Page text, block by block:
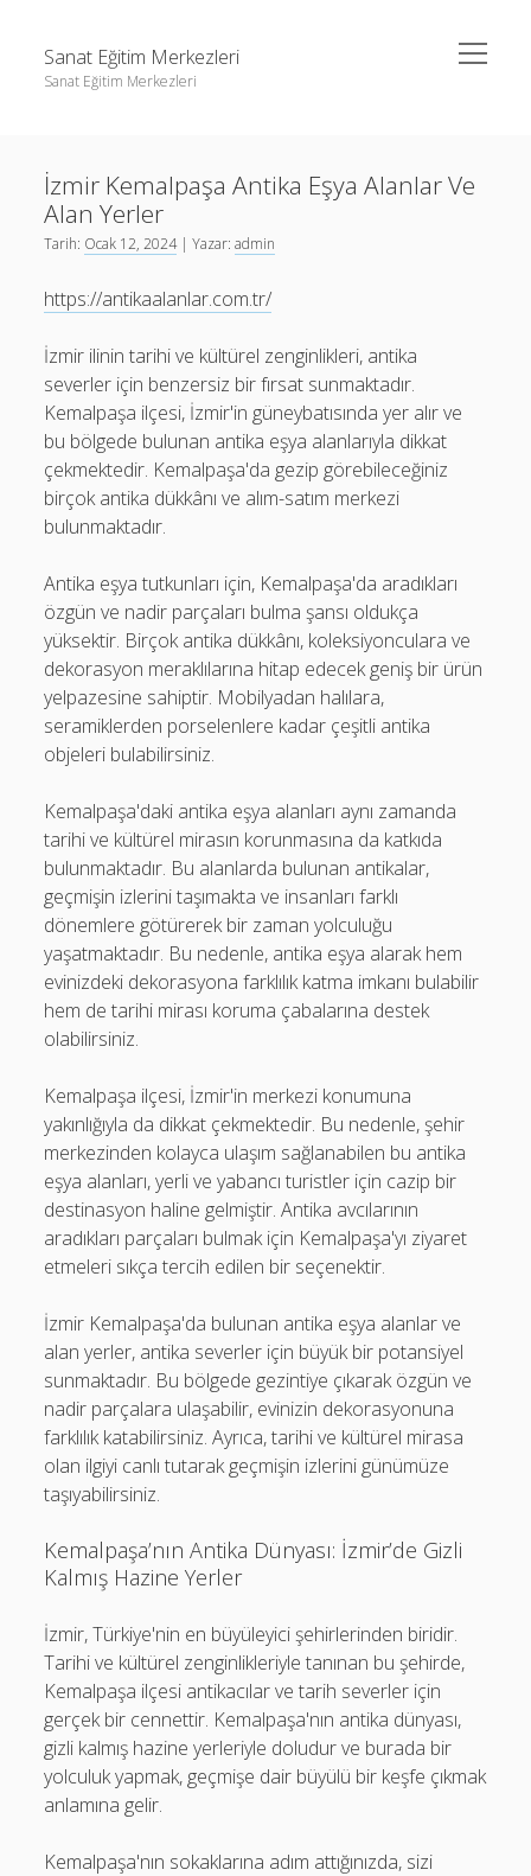
Sanat Eğitim Merkezleri
Sanat Eğitim Merkezleri
menüyü
aç
Sayfa Listesi
Youtube Abone Kasma Ücretsiz
Liste
Youtube Abone Kasma Ücretsiz
İzmir Kemalpaşa Antika Eşya Alanlar Ve
Alan Yerler
Tarih: Ocak 12, 2024| Yazar:admin
https://antikaalanlar.com.tr/
İzmir ilinin tarihi ve kültürel zenginlikleri, antika
severler için benzersiz bir fırsat sunmaktadır.
Kemalpaşa ilçesi, İzmir'in güneybatısında yer alır ve
bu bölgede bulunan antika eşya alanlarıyla dikkat
çekmektedir. Kemalpaşa'da gezip görebileceğiniz
birçok antika dükkânı ve alım-satım merkezi
bulunmaktadır.
Antika eşya tutkunları için, Kemalpaşa'da aradıkları
özgün ve nadir parçaları bulma şansı oldukça
yüksektir. Birçok antika dükkânı, koleksiyonculara ve
dekorasyon meraklılarına hitap edecek geniş bir ürün
yelpazesine sahiptir. Mobilyadan halılara,
seramiklerden porselenlere kadar çeşitli antika
objeleri bulabilirsiniz.
Kemalpaşa'daki antika eşya alanları aynı zamanda
tarihi ve kültürel mirasın korunmasına da katkıda
bulunmaktadır. Bu alanlarda bulunan antikalar,
geçmişin izlerini taşımakta ve insanları farklı
dönemlere götürerek bir zaman yolculuğu
yaşatmaktadır. Bu nedenle, antika eşya alarak hem
evinizdeki dekorasyona farklılık katma imkanı bulabilir
hem de tarihi mirası koruma çabalarına destek
olabilirsiniz.
Kemalpaşa ilçesi, İzmir'in merkezi konumuna
yakınlığıyla da dikkat çekmektedir. Bu nedenle, şehir
merkezinden kolayca ulaşım sağlanabilen bu antika
eşya alanları, yerli ve yabancı turistler için cazip bir
destinasyon haline gelmiştir. Antika avcılarının
aradıkları parçaları bulmak için Kemalpaşa'yı ziyaret
etmeleri sıkça tercih edilen bir seçenektir.
İzmir Kemalpaşa'da bulunan antika eşya alanlar ve
alan yerler, antika severler için büyük bir potansiyel
sunmaktadır. Bu bölgede gezintiye çıkarak özgün ve
nadir parçalara ulaşabilir, evinizin dekorasyonuna
farklılık katabilirsiniz. Ayrıca, tarihi ve kültürel mirasa
olan ilgiyi canlı tutarak geçmişin izlerini günümüze
taşıyabilirsiniz.
Kemalpaşa’nın Antika Dünyası: İzmir’de Gizli
Kalmış Hazine Yerler
İzmir, Türkiye'nin en büyüleyici şehirlerinden biridir.
Tarihi ve kültürel zenginlikleriyle tanınan bu şehirde,
Kemalpaşa ilçesi antikacılar ve tarih severler için
gerçek bir cennettir. Kemalpaşa'nın antika dünyası,
gizli kalmış hazine yerleriyle doludur ve burada bir
yolculuk yapmak, geçmişe dair büyülü bir keşfe çıkmak
anlamına gelir.
Kemalpaşa'nın sokaklarına adım attığınızda, sizi